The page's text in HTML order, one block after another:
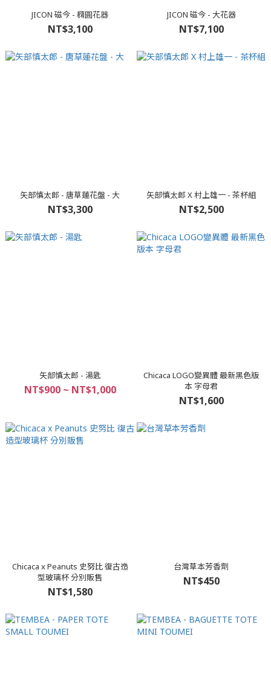
JICON 磁今 - 橢圓花器
NT$3,100
JICON 磁今 - 大花器
NT$7,100
矢部慎太郎 - 唐草蓮花盤 - 大
NT$3,300
矢部慎太郎 X 村上雄一 - 茶杯組
NT$2,500
矢部慎太郎 - 湯匙
NT$900 ~ NT$1,000
Chicaca LOGO變異體 最新黑色版
本 字母君
NT$1,600
Chicaca x Peanuts 史努比 復古造
型玻璃杯 分別販售
NT$1,580
台灣草本芳香劑
NT$450